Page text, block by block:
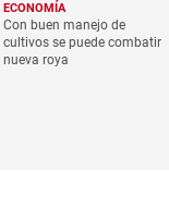
ECONOMÍA
Con buen manejo de
cultivos se puede combatir
nueva roya